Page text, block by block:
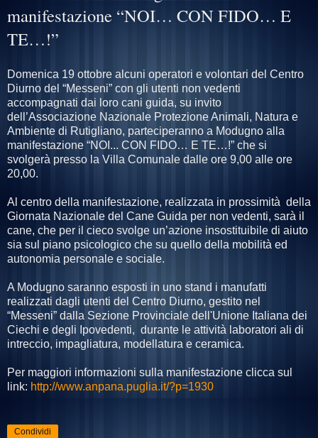
manifestazione “NOI… CON FIDO… E
TE…!”
Domenica 19 ottobre alcuni operatori e volontari del Centro
Diurno del “Messeni” con gli utenti non vedenti
accompagnati dai loro cani guida, su invito
dell’Associazione Nazionale Protezione Animali, Natura e
Ambiente di Rutigliano, parteciperanno a Modugno alla
manifestazione “NOI... CON FIDO… E TE…!” che si
svolgerà presso la Villa Comunale dalle ore 9,00 alle ore
20,00.
Al centro della manifestazione, realizzata in prossimità della
Giornata Nazionale del Cane Guida per non vedenti, sarà il
cane, che per il cieco svolge un’azione insostituibile di aiuto
sia sul piano psicologico che su quello della mobilità ed
autonomia personale e sociale.
A Modugno saranno esposti in uno stand i manufatti
realizzati dagli utenti del Centro Diurno, gestito nel
“Messeni” dalla Sezione Provinciale dell'Unione Italiana dei
Ciechi e degli Ipovedenti, durante le attività laboratori ali di
intreccio, impagliatura, modellatura e ceramica.
Per maggiori informazioni sulla manifestazione clicca sul
link: http://www.anpana.puglia.it/?p=1930
Condividi